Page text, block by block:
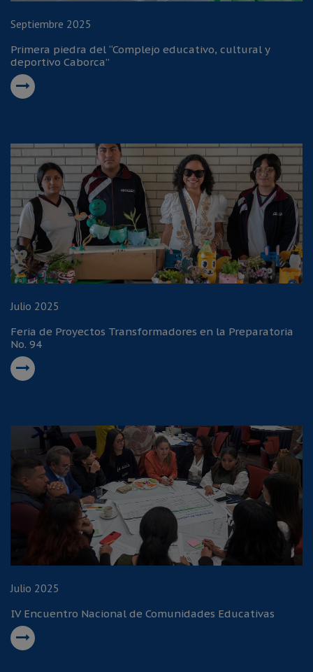
Septiembre 2025
Primera piedra del “Complejo educativo, cultural y
deportivo Caborca”
Julio 2025
Feria de Proyectos Transformadores en la Preparatoria
No. 94
Julio 2025
IV Encuentro Nacional de Comunidades Educativas